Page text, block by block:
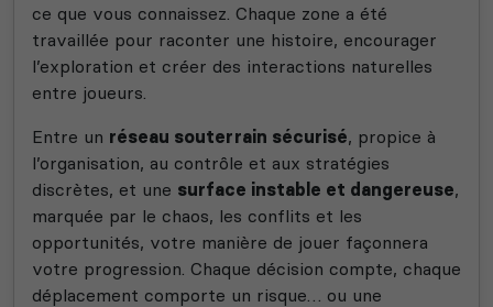
ce que vous connaissez. Chaque zone a été
travaillée pour raconter une histoire, encourager
l’exploration et créer des interactions naturelles
entre joueurs.
Entre un réseau souterrain sécurisé, propice à
l’organisation, au contrôle et aux stratégies
discrètes, et une surface instable et dangereuse,
marquée par le chaos, les conflits et les
opportunités, votre manière de jouer façonnera
votre progression. Chaque décision compte, chaque
déplacement comporte un risque… ou une